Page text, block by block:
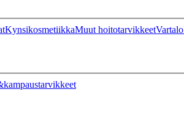
KynsikosmetiikkaMuut hoitotarvikkeet